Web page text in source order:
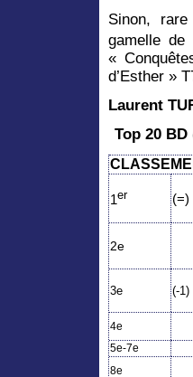
Sinon,
gamelle de
«
d’Esther »
Laurent
Top 20
1er (=)
2e
3e (-1)
4e
5e-7e
8e